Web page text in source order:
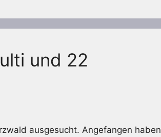
und 22
ausgesucht. Angefangen haben